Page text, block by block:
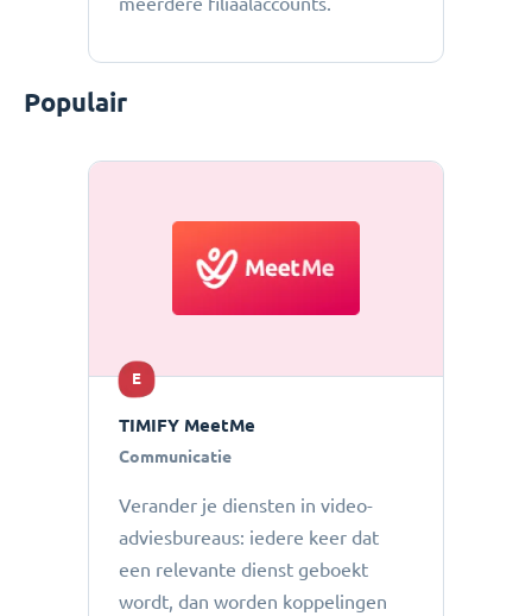
Populair
E
TIMIFY MeetMe
Communicatie
Verander je diensten in video-
adviesbureaus: iedere keer dat
een relevante dienst geboekt
wordt, dan worden koppelingen